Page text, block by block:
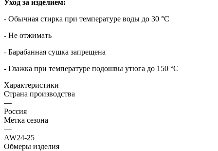
Уход за изделием:
- Обычная стирка при температуре воды до 30 °C
- Не отжимать
- Барабанная сушка запрещена
- Глажка при температуре подошвы утюга до 150 °C
Характеристики
Страна производства
—
Россия
Метка сезона
—
AW24-25
Обмеры изделия